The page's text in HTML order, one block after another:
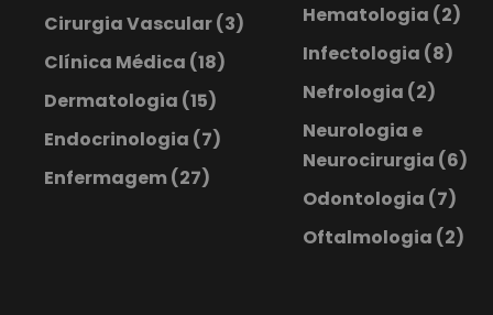
Cirurgia Vascular(3)
Clínica Médica (18)
Dermatologia (15)
Endocrinologia (7)
Enfermagem(27)
Hematologia (2)
Infectologia (8)
Nefrologia (2)
Neurologia e
Neurocirurgia (6)
Odontologia (7)
Oftalmologia (2)